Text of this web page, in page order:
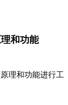
和功能
理和功能进行工